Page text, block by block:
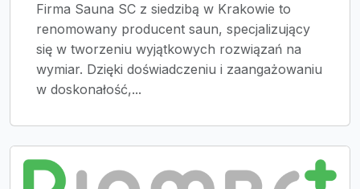
Firma Sauna SC z siedzibą w Krakowie to
renomowany producent saun, specjalizujący
się w tworzeniu wyjątkowych rozwiązań na
wymiar. Dzięki doświadczeniu i zaangażowaniu
w doskonałość,...